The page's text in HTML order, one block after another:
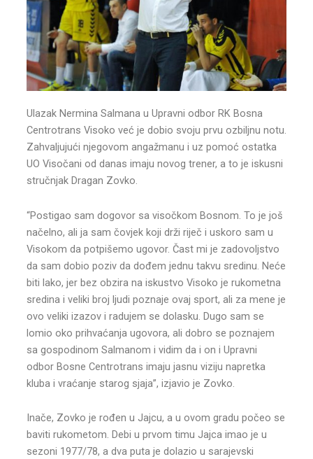
Ulazak Nermina Salmana u Upravni odbor RK Bosna
Centrotrans Visoko već je dobio svoju prvu ozbiljnu notu.
Zahvaljujući njegovom angažmanu i uz pomoć ostatka
UO Visočani od danas imaju novog trener, a to je iskusni
stručnjak Dragan Zovko.
“Postigao sam dogovor sa visočkom Bosnom. To je još
načelno, ali ja sam čovjek koji drži riječ i uskoro sam u
Visokom da potpišemo ugovor. Čast mi je zadovoljstvo
da sam dobio poziv da dođem jednu takvu sredinu. Neće
biti lako, jer bez obzira na iskustvo Visoko je rukometna
sredina i veliki broj ljudi poznaje ovaj sport, ali za mene je
ovo veliki izazov i radujem se dolasku. Dugo sam se
lomio oko prihvaćanja ugovora, ali dobro se poznajem
sa gospodinom Salmanom i vidim da i on i Upravni
odbor Bosne Centrotrans imaju jasnu viziju napretka
kluba i vraćanje starog sjaja”, izjavio je Zovko.
Inače, Zovko je rođen u Jajcu, a u ovom gradu počeo se
baviti rukometom. Debi u prvom timu Jajca imao je u
sezoni 1977/78, a dva puta je dolazio u sarajevski